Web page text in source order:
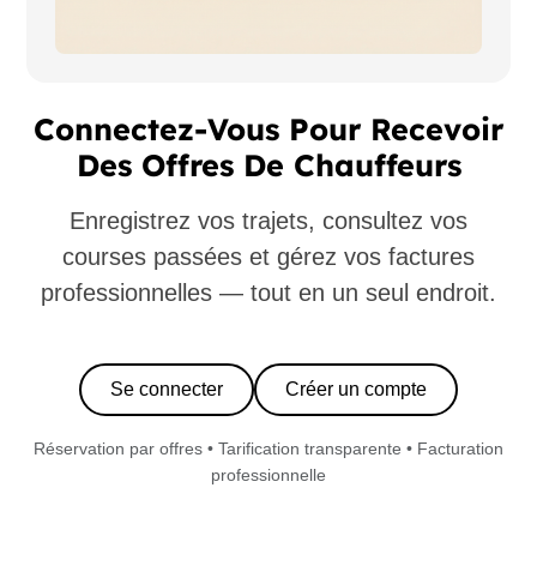
Connectez-Vous Pour Recevoir
Des Offres De Chauffeurs
Enregistrez vos trajets, consultez vos
courses passées et gérez vos factures
professionnelles — tout en un seul endroit.
Se connecter Créer un compte
Réservation par offres • Tarification transparente • Facturation
professionnelle